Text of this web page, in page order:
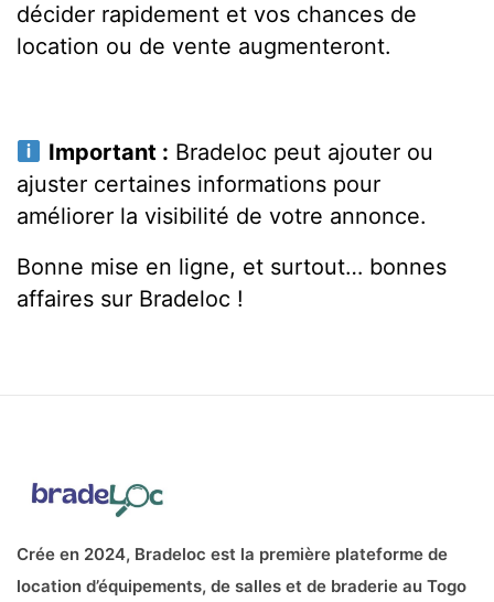
décider rapidement et vos chances de
location ou de vente augmenteront.
Important : Bradeloc peut ajouter ou
ajuster certaines informations pour
améliorer la visibilité de votre annonce.
Bonne mise en ligne, et surtout… bonnes
affaires sur Bradeloc !
Crée en 2024, Bradeloc est la première plateforme de
location d’équipements, de salles et de braderie au Togo